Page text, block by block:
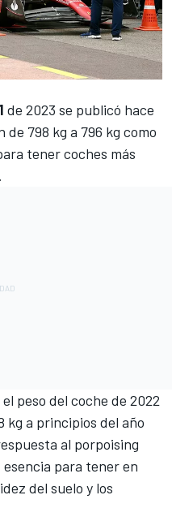
de 2023 se publicó hace
798 kg a 796 kg como
tener coches más
peso del coche de 2022
kg a principios del año
al porpoising
para tener en
del suelo y los